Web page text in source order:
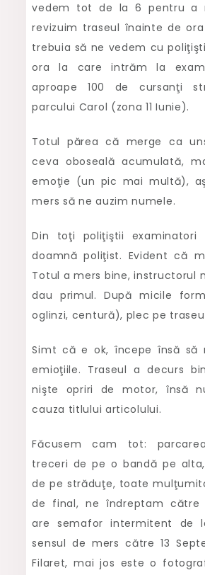
vedem tot de la 6 pentru a
revizuim traseul înainte de
trebuia să ne vedem cu
ora la care intrăm la
aproape 100 de cursanţi
parcului Carol (zona 11 Iunie).
Totul părea că merge ca
ceva oboseală acumulată,
emoţie (un pic mai multă),
mers să ne auzim numele.
Din toţi poliţiştii examinatori
doamnă poliţist. Evident că
Totul a mers bine, instructorul
dau primul. După micile
oglinzi, centură), plec pe
Simt că e ok, începe însă să
emioţiile. Traseul a decurs
nişte opriri de motor, însă
cauza titlului articolului.
Făcusem cam tot:
treceri de pe o bandă pe
de pe străduţe, toate
de final, ne îndreptam către
are semafor intermitent de
sensul de mers către 13
Filaret, mai jos este o